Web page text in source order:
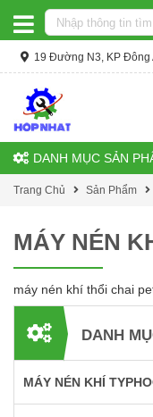
19 Đường N3, KP Đông
DANH MỤC SẢN
Trang Chủ Sản Phẩm
MÁY NÉN
máy nén khí thổi chai
DANH
MÁY NÉN KHÍ